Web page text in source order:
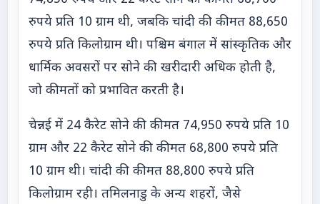
रुपये प्रति 10 ग्राम थी, जबकि चांदी की कीमत 88,650
रुपये प्रति किलोग्राम थी। पश्चिम बंगाल में सांस्कृतिक और
धार्मिक अवसरों पर सोने की खरीदारी अधिक होती है,
जो कीमतों को प्रभावित करती है।
चेन्नई में 24 कैरेट सोने की कीमत 74,950 रुपये प्रति 10
ग्राम और 22 कैरेट सोने की कीमत 68,800 रुपये प्रति
10 ग्राम थी। चांदी की कीमत 88,800 रुपये प्रति
किलोग्राम रही। तमिलनाडु के अन्य शहरों, जैसे